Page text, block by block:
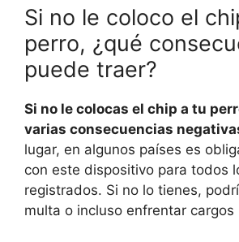
Si no le coloco el
perro, ¿qué
puede traer?
Si no le colocas el chip a tu
varias consecuencias
lugar, en algunos países es
con este dispositivo para todos
registrados. Si no lo tienes,
multa o incluso enfrentar cargos